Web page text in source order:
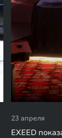
23 апреля
EXEED